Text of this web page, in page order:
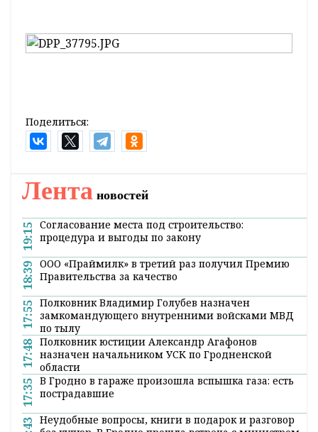
Поделиться:
Главная Новости Жизнь
«Мы побывали в сказке!»
Впечатлениями о главной елке
страны делятся участники
праздника
16:55 27 декабря 2018
Новогодний благотворительный праздник
в рамках акции «Наши дети» собрал почти
2,5 тысячи детей со всей страны. По
традиции участие в нем принял и лично
поздравил маленьких белорусов с
новогодним праздниками Глава